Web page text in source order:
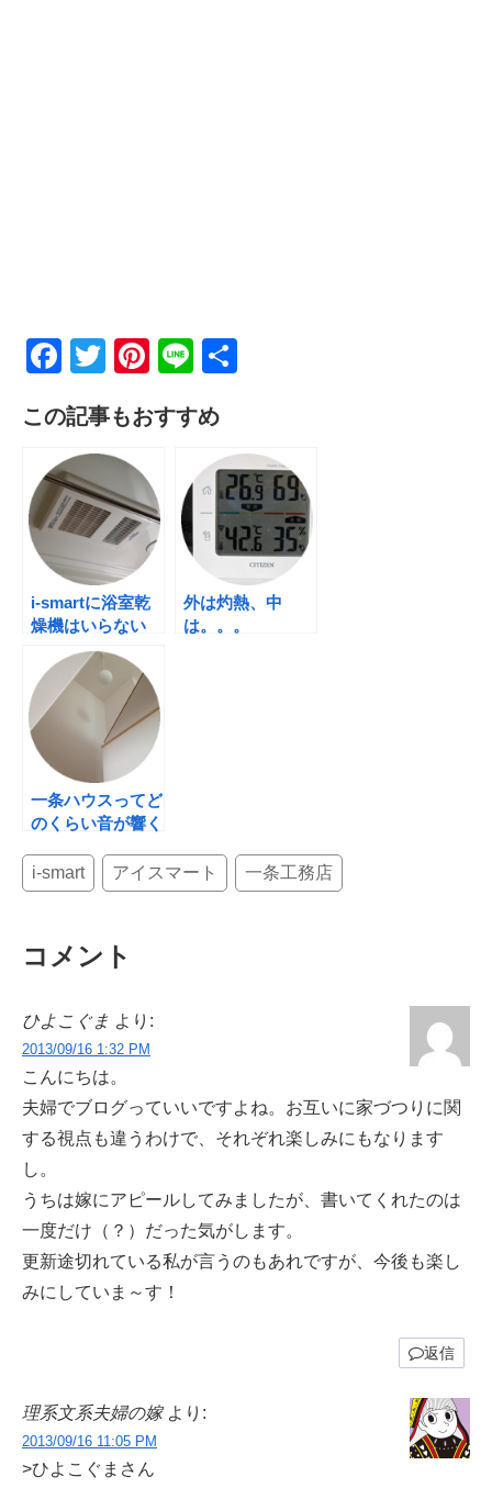
F
c
e
b
o
o
k
T
tt
er
Pi
er
st
Li
e
この記事もおすすめ
i-smartに浴室乾
燥機はいらない
の！？
外は灼熱、中
は。。。
一条ハウスってど
のくらい音が響く
i-smart
アイスマート 一条工務店
コメント
ひよこぐま より:
2013/09/16 1:32 PM
こんにちは。
夫婦でブログっていいですよね。お互いに家づつりに関
する視点も違うわけで、それぞれ楽しみにもなります
し。
うちは嫁にアピールしてみましたが、書いてくれたのは
一度だけ（？）だった気がします。
更新途切れている私が言うのもあれですが、今後も楽し
みにしていま～す！
返信
理系文系夫婦の嫁 より:
2013/09/16 11:05 PM
>ひよこぐまさん